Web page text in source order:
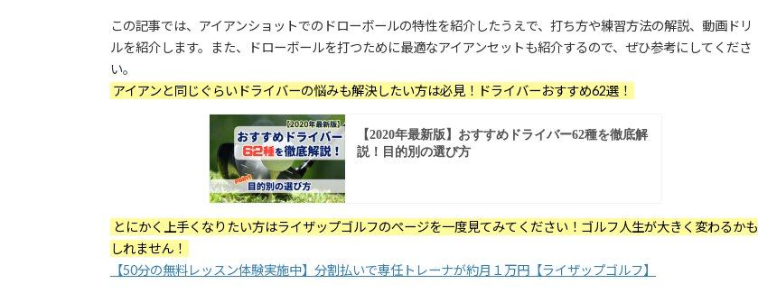
この記事では、アイアンショットでのドローボールの特性を紹介したうえで、打ち方や練習方法の解説、動画ドリ
ルを紹介します。また、ドローボールを打つために最適なアイアンセットも紹介するので、ぜひ参考にしてくださ
い。
アイアンと同じぐらいドライバーの悩みも解決したい方は必見！ドライバーおすすめ62選！
とにかく上手くなりたい方はライザップゴルフのぺージを一度見てみてください！ゴルフ人生が大きく変わるかも
しれません！
【50分の無料レッスン体験実施中】分割払いで専任トレーナが約月１万円【ライザップゴルフ】